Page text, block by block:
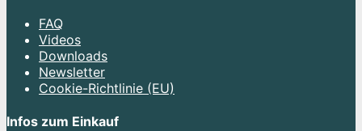
FAQ
Videos
Downloads
Newsletter
Cookie-Richtlinie (EU)
Infos zum Einkauf